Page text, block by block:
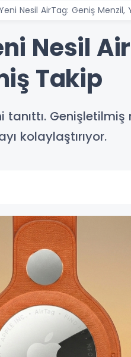
Nesil AirTag: Geniş
Nesil
Takip
kolaylaştırıyor.